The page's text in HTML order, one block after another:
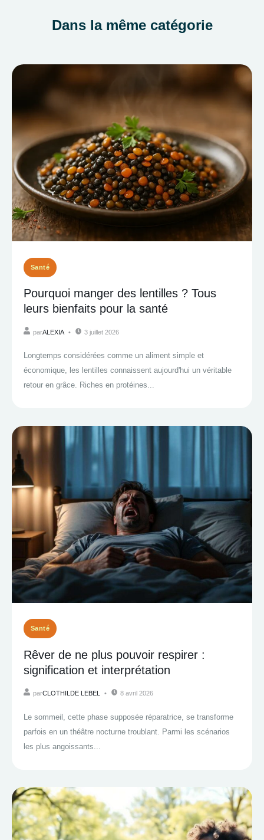
Dans la même catégorie
Santé
Pourquoi manger des lentilles ? Tous
leurs bienfaits pour la santé
parALEXIA 3 juillet 2026
Longtemps considérées comme un aliment simple et
économique, les lentilles connaissent aujourd'hui un véritable
retour en grâce. Riches en protéines...
Santé
Rêver de ne plus pouvoir respirer :
signification et interprétation
parCLOTHILDE LEBEL 8 avril 2026
Le sommeil, cette phase supposée réparatrice, se transforme
parfois en un théâtre nocturne troublant. Parmi les scénarios
les plus angoissants...